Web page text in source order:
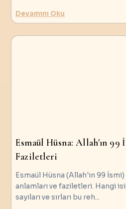
Devamını Oku
Esmaül Hüsna: Allah'ın 99
Faziletleri
Esmaül Hüsna (Allah'ın 99
anlamları ve faziletleri. Hangi
sayıları ve sırları bu reh...